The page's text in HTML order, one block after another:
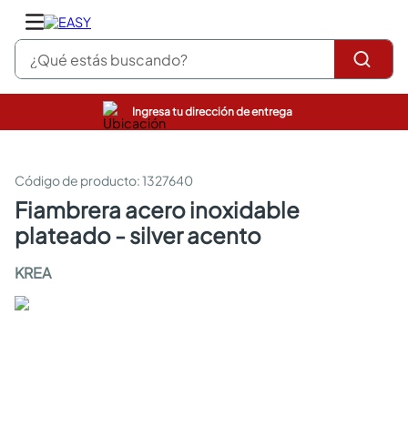
¿Qué estás buscando?
Ingresa tu dirección de entrega
:1327640
fiambrera acero inoxidable
plateado - silver acento
KREA
pinturas
sanitarios
comedor
escritorio
comedores
armarios closet